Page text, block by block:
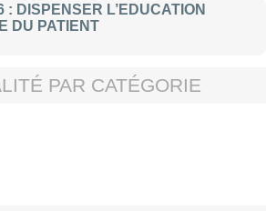
: DISPENSER L’EDUCATION
DU PATIENT
PAR CATÉGORIE